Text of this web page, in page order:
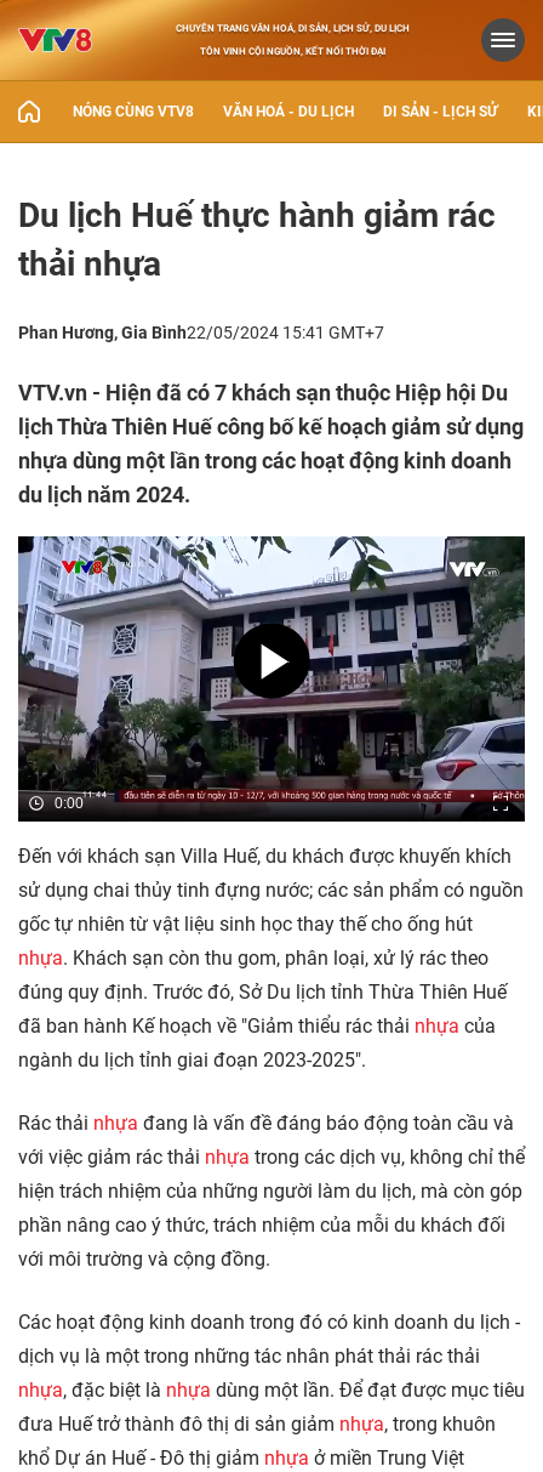
CHUYÊN TRANG VĂN HOÁ, DI SẢN, LỊCH SỬ, DU LỊCH
TÔN VINH CỘI NGUỒN, KẾT NỐI THỜI ĐẠI
NÓNG CÙNG VTV8 VĂN HOÁ - DU LỊCH DI SẢN - LỊCH SỬ
Du lịch Huế thực hành giảm rác
thải nhựa
​Phan Hương, Gia Bình22/05/2024 15:41 GMT+7
VTV.vn -​ Hiện đã có 7 khách sạn thuộc Hiệp hội Du
lịch Thừa Thiên Huế công bố kế hoạch giảm sử dụng
nhựa dùng một lần trong các hoạt động kinh doanh
du lịch năm 2024.
0:00
Đến với khách sạn Villa Huế, du khách được khuyến khích
sử dụng chai thủy tinh đựng nước; các sản phẩm có nguồn
gốc tự nhiên từ vật liệu sinh học thay thế cho ống hút
nhựa. Khách sạn còn thu gom, phân loại, xử lý rác theo
đúng quy định. Trước đó, Sở Du lịch tỉnh Thừa Thiên Huế
đã ban hành Kế hoạch về "Giảm thiểu rác thải nhựa của
ngành du lịch tỉnh giai đoạn 2023-2025".
​​Rác thải nhựa đang là vấn đề đáng báo động toàn cầu và
với việc giảm rác thải nhựa trong các dịch vụ, không chỉ thể
hiện trách nhiệm của những người làm du lịch, mà còn góp
phần nâng cao ý thức, trách nhiệm của mỗi du khách đối
với môi trường và cộng đồng.
​Các hoạt động kinh doanh trong đó có kinh doanh du lịch -
dịch vụ là một trong những tác nhân phát thải rác thải
nhựa, đặc biệt là nhựa dùng một lần. Để đạt được mục tiêu
đưa Huế trở thành đô thị di sản giảm nhựa, trong khuôn
khổ Dự án Huế - Đô thị giảm nhựa ở miền Trung Việt